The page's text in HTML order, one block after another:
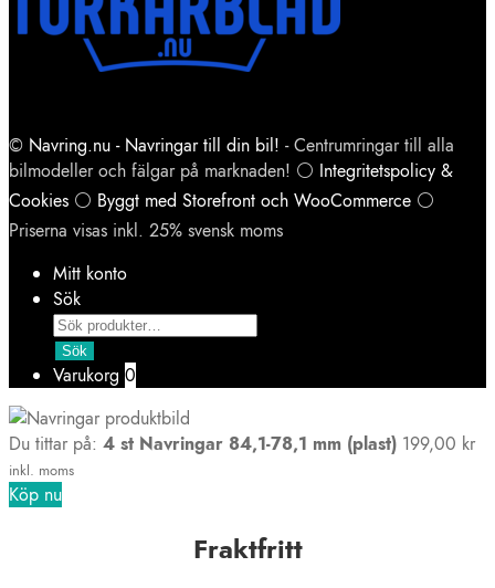
© Navring.nu - Navringar till din bil! - Centrumringar till alla
bilmodeller och fälgar på marknaden! ⚪ Integritetspolicy &
Cookies ⚪ Byggt med Storefront och WooCommerce ⚪
Priserna visas inkl. 25% svensk moms
Mitt konto
Sök
Products
search
Sök
Varukorg 0
Du tittar på: 4 st Navringar 84,1-78,1 mm (plast) 199,00 kr
inkl. moms
Köp nu
Fraktfritt